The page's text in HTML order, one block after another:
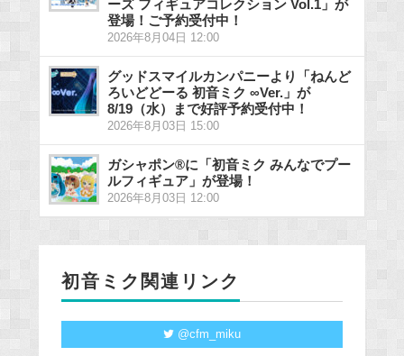
ーズ フィギュアコレクション Vol.1」が
登場！ご予約受付中！
2026年8月04日 12:00
グッドスマイルカンパニーより「ねんど
ろいどどーる 初音ミク ∞Ver.」が
8/19（水）まで好評予約受付中！
2026年8月03日 15:00
ガシャポン®に「初音ミク みんなでプー
ルフィギュア」が登場！
2026年8月03日 12:00
初音ミク関連リンク
@cfm_miku